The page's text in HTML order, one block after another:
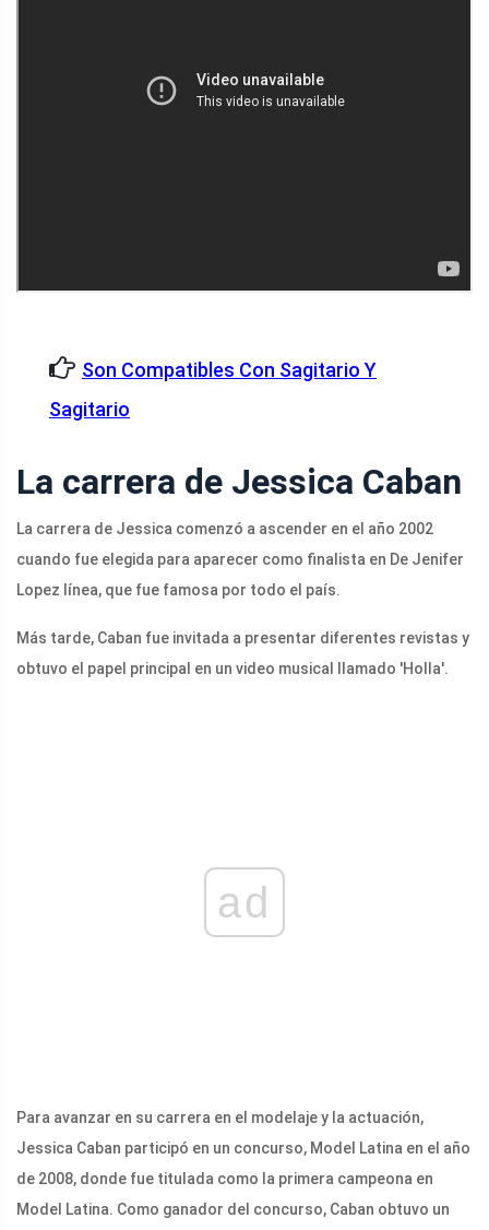
Son Compatibles Con Sagitario Y
Sagitario
La carrera de Jessica Caban
La carrera de Jessica comenzó a ascender en el año 2002
cuando fue elegida para aparecer como finalista en De Jenifer
Lopez línea, que fue famosa por todo el país.
Más tarde, Caban fue invitada a presentar diferentes revistas y
obtuvo el papel principal en un video musical llamado 'Holla'.
ad
Para avanzar en su carrera en el modelaje y la actuación,
Jessica Caban participó en un concurso, Model Latina en el año
de 2008, donde fue titulada como la primera campeona en
Model Latina. Como ganador del concurso, Caban obtuvo un